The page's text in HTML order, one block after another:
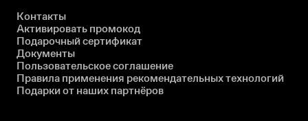
Контакты
Активировать промокод
Подарочный сертификат
Документы
Пользовательское соглашение
Правила применения рекомендательных технологий
Подарки от наших партнёров